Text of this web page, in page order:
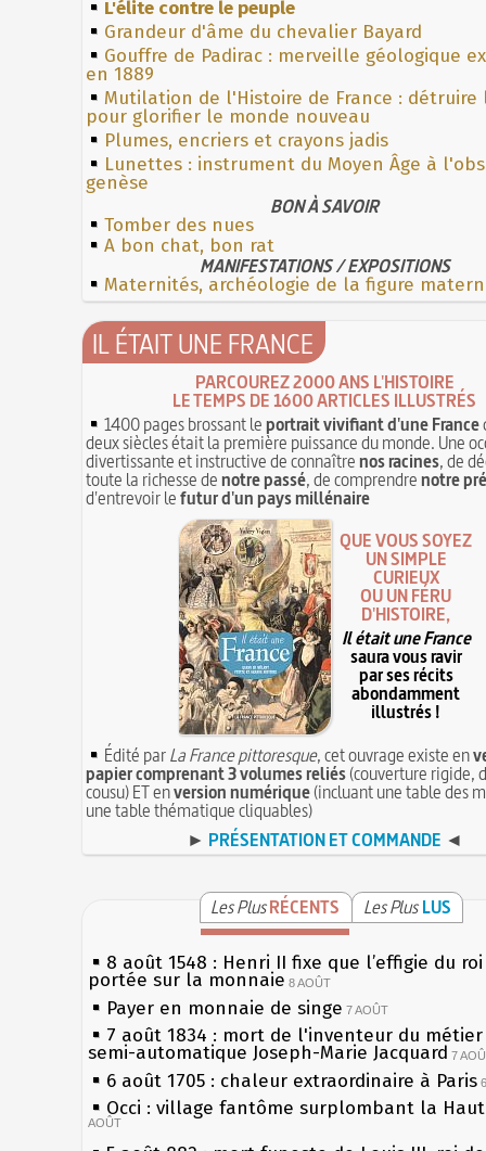
L'élite contre le peuple
Grandeur d'âme du chevalier Bayard
Gouffre de Padirac : merveille géologique
en 1889
Mutilation de l'Histoire de France : détruire
pour glorifier le monde nouveau
Plumes, encriers et crayons jadis
Lunettes : instrument du Moyen Âge à
genèse
BON À SAVOIR
Tomber des nues
A bon chat, bon rat
MANIFESTATIONS / EXPOSITIONS
Maternités, archéologie de la figure
IL ÉTAIT UNE FRANCE
PARCOUREZ 2000 ANS L'HISTOIRE
LE TEMPS DE 1600 ARTICLES ILLUSTRÉS
1400 pages brossant leportrait vivifiant d'une France
deux siècles était la première puissance du monde. Une
divertissante et instructive de connaîtrenos racines, de
toute la richesse denotre passé, de comprendrenotre
d'entrevoir lefutur d'un pays millénaire
QUE VOUS SOYEZ
UN SIMPLE
CURIEUX
OU UN FÉRU
D'HISTOIRE,
Il était une France
saura vous ravir
par ses récits
abondamment
illustrés !
Édité parLa France pittoresque, cet ouvrage existe en
papier comprenant 3 volumes reliés(couverture rigide,
cousu) ET enversion numérique(incluant une table des
une table thématique cliquables)
► PRÉSENTATION ET COMMANDE ◄
Les PlusRÉCENTS Les Plus LUS
8 août 1548 : Henri II fixe que l’effigie du
portée sur la monnaie 8 AOÛT
Payer en monnaie de singe 7 AOÛT
7 août 1834 : mort de l'inventeur du
semi-automatique Joseph-Marie Jacquard 7
6 août 1705 : chaleur extraordinaire à Paris
Occi : village fantôme surplombant la
AOÛT